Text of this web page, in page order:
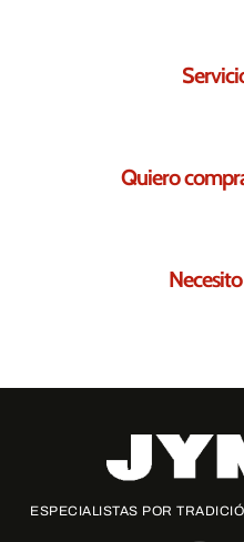
Quiero
ESPECIALISTAS POR